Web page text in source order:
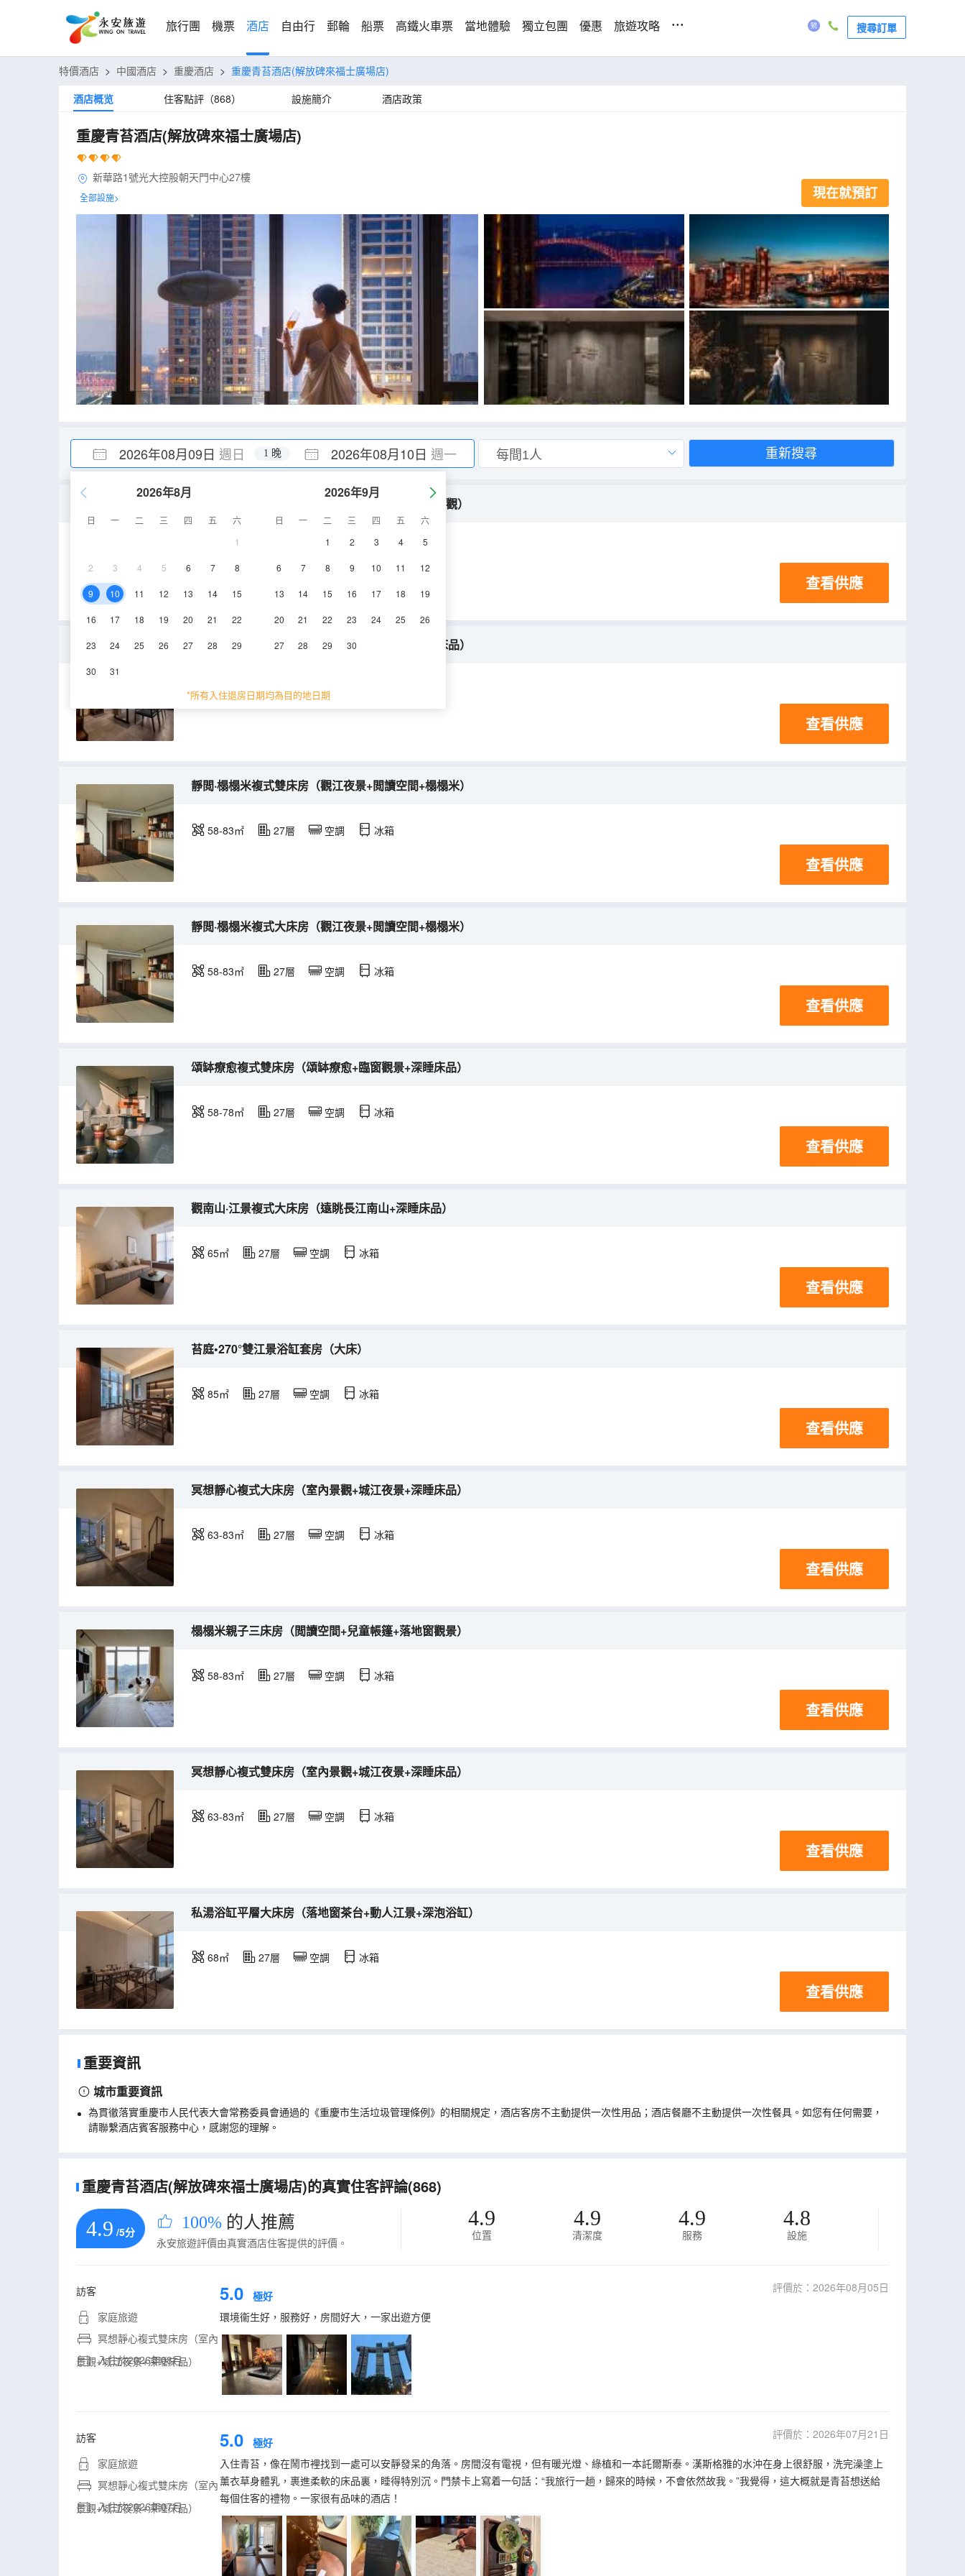
旅行團 機票 酒店 自由行 郵輪 船票 高鐵火車票 當地體驗 獨立包團 優惠 旅遊攻略 ... 搜尋訂單
特價酒店 > 中國酒店 > 重慶酒店 > 重慶青苔酒店(解放碑來福士廣場店)
酒店概览
住客點評（868） 設施簡介 酒店政策
重慶青苔酒店(解放碑來福士廣場店)
新華路1號光大控股朝天門中心27樓
全部設施> 現在就預訂
2026年08月09日 週日 2026年08月10日 週一
1 晚
2026年8月
日 一 二 三 四 五
六
1
2 3 4 5 6 7 8
9 10 11 12 13 14 15
16 17 18 19 20 21 22
23 24 25 26 27 28 29
30 31
2026年9月
日 一 二 三 四 五
六
1
2 3 4 5
6 7 8 9 10 11 12
13 14 15 16 17 18 19
20 21 22 23 24 25 26
27 28 29 30
*所有入住退房日期均為目的地日期
重新搜尋
苔庭270°雙卧套房（壯闊江景+落地窗茶台+私享景觀）
106-116㎡ 空調 冰箱
查看供應
江景·茶作複式大床房（高空夜景+觀江品茗+深睡床品）
58-79㎡ 27層 空調
查看供應
靜閲·榻榻米複式雙床房（觀江夜景+閲讀空間+榻榻米）
58-83㎡ 27層 空調 冰箱
查看供應
靜閲·榻榻米複式大床房（觀江夜景+閲讀空間+榻榻米）
58-83㎡ 27層 空調 冰箱
查看供應
頌缽療愈複式雙床房（頌缽療愈+臨窗觀景+深睡床品）
58-78㎡ 27層 空調 冰箱
查看供應
觀南山·江景複式大床房（遠眺長江南山+深睡床品）
65㎡ 27層 空調 冰箱
查看供應
苔庭•270°雙江景浴缸套房（大床）
85㎡ 27層 空調 冰箱
查看供應
冥想靜心複式大床房（室內景觀+城江夜景+深睡床品）
63-83㎡ 27層 空調 冰箱
查看供應
榻榻米親子三床房（閲讀空間+兒童帳篷+落地窗觀景）
58-83㎡ 27層 空調 冰箱
查看供應
冥想靜心複式雙床房（室內景觀+城江夜景+深睡床品）
63-83㎡ 27層 空調 冰箱
查看供應
私湯浴缸平層大床房（落地窗茶台+動人江景+深泡浴缸）
68㎡ 27層 空調 冰箱
查看供應
重要資訊
城市重要資訊
為貫徹落實重慶市人民代表大會常務委員會通過的《重慶市生活垃圾管理條例》的相關規定，酒店客房不主動提供一次性用品；酒店餐廳不主動提供一次性餐具。如您有任何需要，
請聯繫酒店賓客服務中心，感謝您的理解。
重慶青苔酒店(解放碑來福士廣場店)的真實住客評論(868)
4.9 /5分 100% 的人推薦
永安旅遊評價由真實酒店住客提供的評價。
4.9
位置
4.9
清潔度
4.9
服務
4.8
設施
訪客
家庭旅遊
冥想靜心複式雙床房（室內
景觀+城江夜景+深睡床品）
入住於2026年08月
5.0 極好
評價於：2026年08月05日
環境衞生好，服務好，房間好大，一家出遊方便
訪客
家庭旅遊
冥想靜心複式雙床房（室內
景觀+城江夜景+深睡床品）
入住於2026年07月
5.0 極好
評價於：2026年07月21日
入住青苔，像在鬧市裡找到一處可以安靜發呆的角落。房間沒有電視，但有暖光燈、綠植和一本託爾斯泰。漢斯格雅的水沖在身上很舒服，洗完澡塗上
薰衣草身體乳，裹進柔軟的床品裏，睡得特別沉。門禁卡上寫着一句話：“我旅行一趟，歸來的時候，不會依然故我。”我覺得，這大概就是青苔想送給
每個住客的禮物。一家很有品味的酒店！